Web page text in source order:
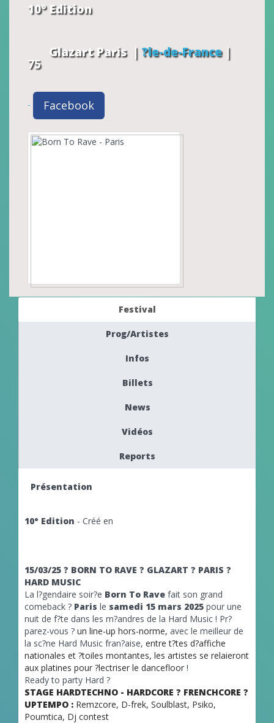
10° Edition
Glazart Paris|?le-de-France|
75
- Facebook
Festival
Prog/Artistes
Infos
Billets
News
Vidéos
Reports
Présentation
10° Edition - Créé en
15/03/25 ? BORN TO RAVE ? GLAZART ? PARIS ?
HARD MUSIC
La l?gendaire soir?e Born To Rave fait son grand
comeback ? Paris le samedi 15 mars 2025 pour une
nuit de f?te dans les m?andres de la Hard Music ! Pr?
parez-vous ? un line-up hors-norme, avec le meilleur de
la sc?ne Hard Music fran?aise, entre t?tes d?affiche
nationales et ?toiles montantes, les artistes se relaieront
aux platines pour ?lectriser le dancefloor !
Ready to party Hard ?
STAGE HARDTECHNO - HARDCORE ? FRENCHCORE ?
UPTEMPO : Remzcore, D-frek, Soulblast, Psiko,
Poumtica, Dj contest